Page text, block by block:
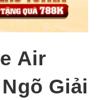
Air
Giải